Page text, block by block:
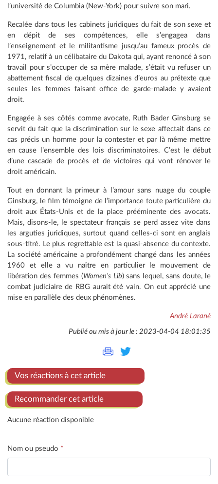
l’université de Columbia (New-York) pour suivre son mari.
Recalée dans tous les cabinets juridiques du fait de son sexe et
en dépit de ses compétences, elle s’engagea dans
l’enseignement et le militantisme jusqu’au fameux procès de
1971, relatif à un célibataire du Dakota qui, ayant renoncé à son
travail pour s’occuper de sa mère malade, s’était vu refuser un
abattement fiscal de quelques dizaines d’euros au prétexte que
seules les femmes faisant office de garde-malade y avaient
droit.
Engagée à ses côtés comme avocate, Ruth Bader Ginsburg se
servit du fait que la discrimination sur le sexe affectait dans ce
cas précis un homme pour la contester et par là même mettre
en cause l’ensemble des lois discriminatoires. C’est le début
d’une cascade de procès et de victoires qui vont rénover le
droit américain.
Tout en donnant la primeur à l’amour sans nuage du couple
Ginsburg, le film témoigne de l’importance toute particulière du
droit aux États-Unis et de la place prééminente des avocats.
Mais, disons-le, le spectateur français se perd assez vite dans
les arguties juridiques, surtout quand celles-ci sont en anglais
sous-titré. Le plus regrettable est la quasi-absence du contexte.
La société américaine a profondément changé dans les années
1960 et elle a vu naître en particulier le mouvement de
libération des femmes (Women’s Lib) sans lequel, sans doute, le
combat judiciaire de RBG aurait été vain. On eut apprécié une
mise en parallèle des deux phénomènes.
André Larané
Publié ou mis à jour le : 2023-04-04 18:01:35
Vos réactions à cet article
Recommander cet article
Aucune réaction disponible
Nom ou pseudo *